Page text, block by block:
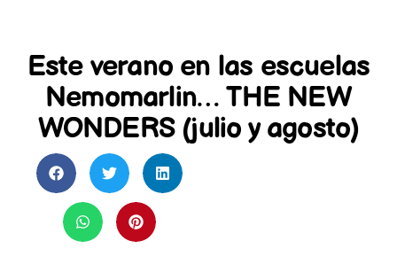
Este verano en las escuelas
Nemomarlin… THE NEW
WONDERS (julio y agosto)